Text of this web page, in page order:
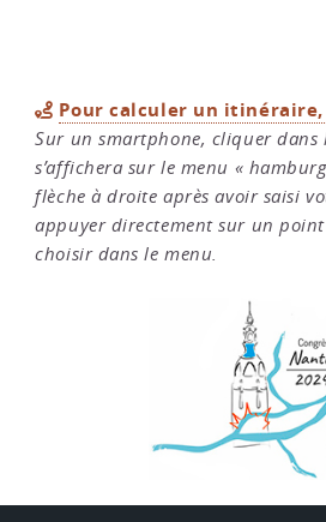
Pour calculer un
Sur un smartphone, cliquer dans
s’affichera sur le menu «
flèche à droite après avoir saisi
appuyer directement sur un
choisir dans le menu.